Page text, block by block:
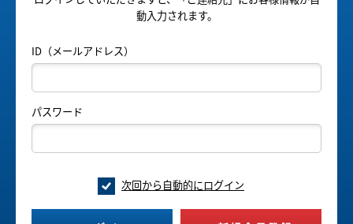
動入力されます。
ID（メールアドレス）
パスワード
次回から自動的にログイン